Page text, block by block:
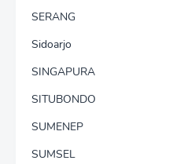
SERANG
Sidoarjo
SINGAPURA
SITUBONDO
SUMENEP
SUMSEL